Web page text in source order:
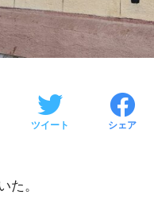
ツイート シェア
た。